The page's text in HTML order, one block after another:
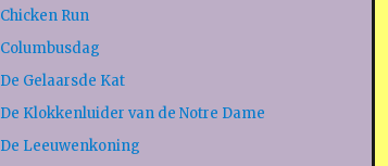
Chicken Run
Columbusdag
De Gelaarsde Kat
De Klokkenluider van de Notre Dame
De Leeuwenkoning